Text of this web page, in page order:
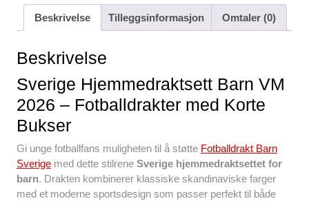
c
b
o
o
k
tt
ail er
e
at
s
p
p
d
di
ar
e
Beskrivelse Tilleggsinformasjon Omtaler (0)
Beskrivelse
Sverige Hjemmedraktsett Barn VM
2026 – Fotballdrakter med Korte
Bukser
Gi unge fotballfans muligheten til å støtte Fotballdrakt Barn
Sverige med dette stilrene Sverige hjemmedraktsettet for
barn. Drakten kombinerer klassiske skandinaviske farger
med et moderne sportsdesign som passer perfekt til både